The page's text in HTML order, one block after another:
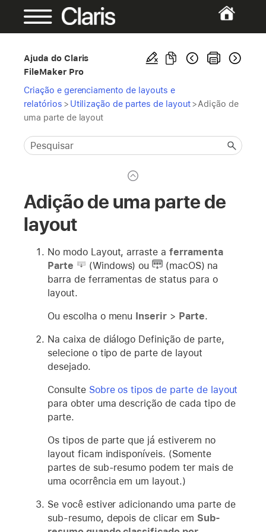
Ajuda do Claris
FileMaker Pro
Criação e gerenciamento de layouts e
relatórios > Utilização de partes de layout >Adição de
uma parte de layout
Adição de uma parte de
layout
No modo Layout, arraste aferramenta
Parte
(Windows) ou
(macOS) na
barra de ferramentas de status para o
layout.
Ou escolha o menu Inserir > Parte.
Na caixa de diálogo Definição de parte,
selecione o tipo de parte de layout
desejado.
Consulte Sobre os tipos de parte de layout
para obter uma descrição de cada tipo de
parte.
Os tipos de parte que já estiverem no
layout ficam indisponíveis. (Somente
partes de sub-resumo podem ter mais de
uma ocorrência em um layout.)
Se você estiver adicionando uma parte de
sub-resumo, depois de clicar em Sub-